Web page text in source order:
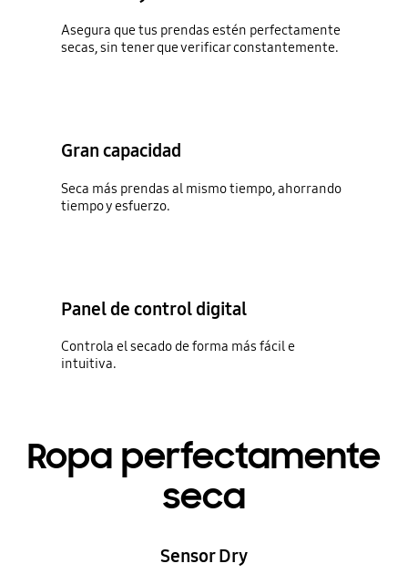
Asegura que tus prendas estén perfectamente
secas, sin tener que verificar constantemente.
Gran capacidad
Seca más prendas al mismo tiempo, ahorrando
tiempo y esfuerzo.
Panel de control digital
Controla el secado de forma más fácil e
intuitiva.
Ropa perfectamente
seca
Sensor Dry